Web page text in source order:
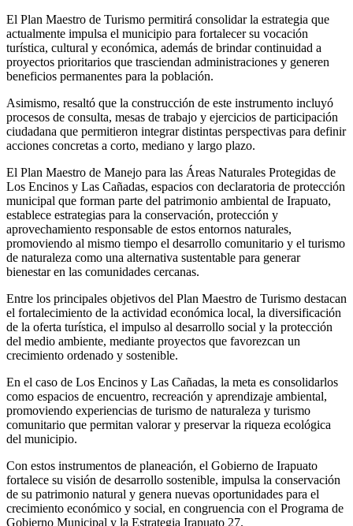
El Plan Maestro de Turismo permitirá consolidar la estrategia que
actualmente impulsa el municipio para fortalecer su vocación
turística, cultural y económica, además de brindar continuidad a
proyectos prioritarios que trasciendan administraciones y generen
beneficios permanentes para la población.
Asimismo, resaltó que la construcción de este instrumento incluyó
procesos de consulta, mesas de trabajo y ejercicios de participación
ciudadana que permitieron integrar distintas perspectivas para definir
acciones concretas a corto, mediano y largo plazo.
El Plan Maestro de Manejo para las Áreas Naturales Protegidas de
Los Encinos y Las Cañadas, espacios con declaratoria de protección
municipal que forman parte del patrimonio ambiental de Irapuato,
establece estrategias para la conservación, protección y
aprovechamiento responsable de estos entornos naturales,
promoviendo al mismo tiempo el desarrollo comunitario y el turismo
de naturaleza como una alternativa sustentable para generar
bienestar en las comunidades cercanas.
Entre los principales objetivos del Plan Maestro de Turismo destacan
el fortalecimiento de la actividad económica local, la diversificación
de la oferta turística, el impulso al desarrollo social y la protección
del medio ambiente, mediante proyectos que favorezcan un
crecimiento ordenado y sostenible.
En el caso de Los Encinos y Las Cañadas, la meta es consolidarlos
como espacios de encuentro, recreación y aprendizaje ambiental,
promoviendo experiencias de turismo de naturaleza y turismo
comunitario que permitan valorar y preservar la riqueza ecológica
del municipio.
Con estos instrumentos de planeación, el Gobierno de Irapuato
fortalece su visión de desarrollo sostenible, impulsa la conservación
de su patrimonio natural y genera nuevas oportunidades para el
crecimiento económico y social, en congruencia con el Programa de
Gobierno Municipal y la Estrategia Irapuato 27.